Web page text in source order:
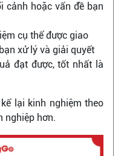
cảnh hoặc vấn đề bạn
cụ thể được giao
xử lý và giải quyết
đạt được, tốt nhất là
lại kinh nghiệm theo
nghiệp hơn.